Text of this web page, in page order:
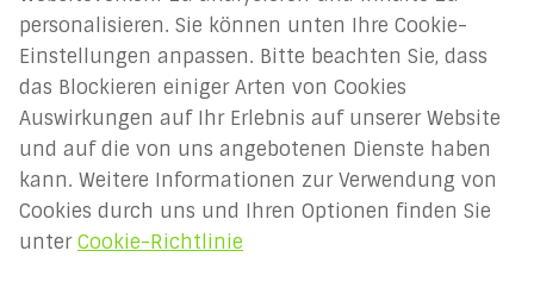
Haftungsausschluss
MILLENIUM 2027: Jahr der
Normannen
Deutsch
personalisieren. Sie können unten Ihre Cookie-
Einstellungen anpassen. Bitte beachten Sie, dass
das Blockieren einiger Arten von Cookies
Auswirkungen auf Ihr Erlebnis auf unserer Website
und auf die von uns angebotenen Dienste haben
kann. Weitere Informationen zur Verwendung von
Cookies durch uns und Ihren Optionen finden Sie
unterCookie-Richtlinie